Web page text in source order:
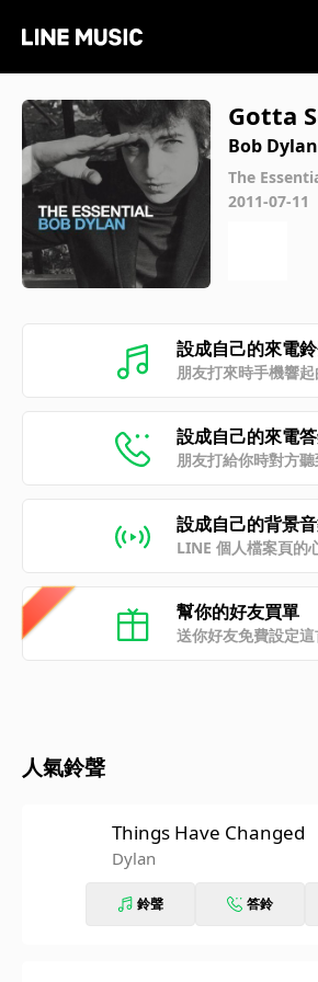
Gotta
ody
Bob Dylan
The
藏【絕讚版】
2011-07-11
設成自己的來電
朋友打來時手機響
設成自己的來電
朋友打給你時對方
設成自己的背景
LINE 個人檔案頁的
幫你的好友買單
送你好友免費設定
人氣鈴聲
Things Have Changed
Dylan
鈴聲 答鈴